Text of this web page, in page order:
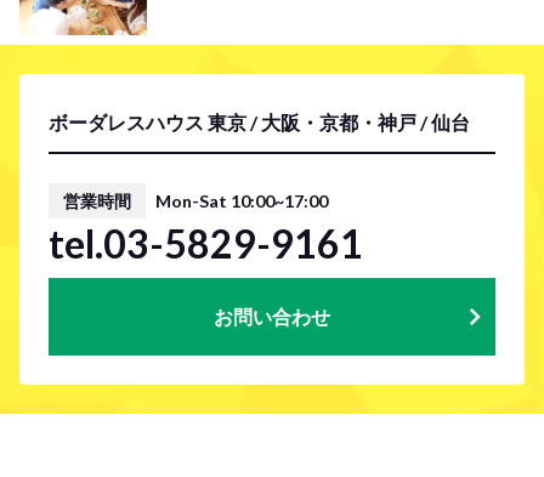
ボーダレスハウス 東京 / 大阪・京都・神戸 / 仙台
営業時間 Mon-Sat 10:00~17:00
tel.03-5829-9161
お問い合わせ